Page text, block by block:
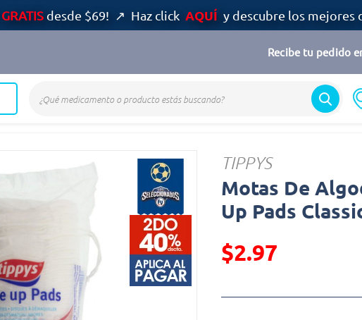
GRATISdesde $69! ↗ Haz click AQUÍ y descubre los mejores
Recibe tu pedido
TIPPYS
Motas De
Up Pads
Precio reducido de
$2.97